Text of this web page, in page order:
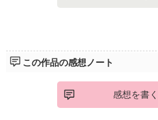
この作品の感想ノート
感想を書く